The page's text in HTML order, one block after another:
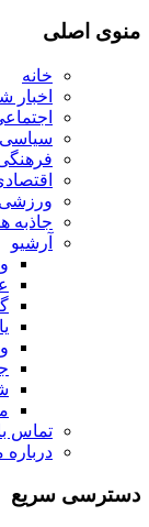
منوی اصلی
خانه
اخبار
سیاسی
ورزشی
آرشیو
تماس
درباره
دسترسی سریع